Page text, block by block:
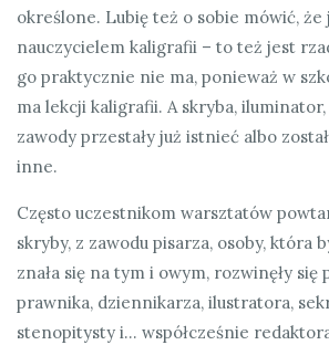
określone. Lubię też o sobie mówić, że
nauczycielem kaligrafii – to też jest
go praktycznie nie ma, ponieważ w
ma lekcji kaligrafii. A skryba,
zawody przestały już istnieć albo
inne.
Często uczestnikom warsztatów
skryby, z zawodu pisarza, osoby, która
znała się na tym i owym, rozwinęły
prawnika, dziennikarza, ilustratora,
stenopitysty i… współcześnie